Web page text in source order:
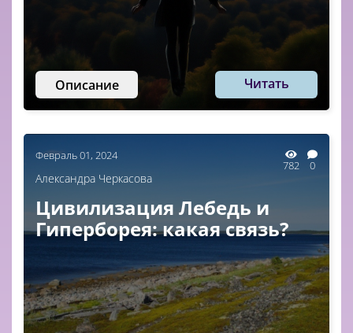
Описание Читать
Февраль 01, 2024
782 0
Александра Черкасова
Цивилизация Лебедь и
Гиперборея: какая связь?